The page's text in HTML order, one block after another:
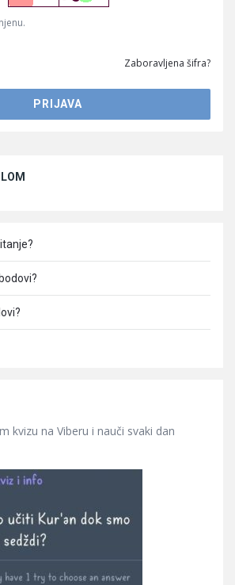
Zaboravljena šifra?
kvizu na Viberu i nauči svaki dan